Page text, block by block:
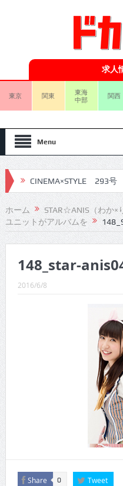
求人
東京 関東
東海
中部
関西
Menu
CINEMA×STYLE 293号
CINEMA×STYLE 292号
CINEMA×STYLE 291号
CINEMA×STYLE 289号
CINEMA×STYLE 287号
CINEMA×STYLE 286号
CINEMA×STYLE 285号
CINEMA×STYLE 294号
ホーム
STAR☆ANIS（わか×
ユニットがアルバムを
148_star-
2016/6/8
Share 0 Tweet